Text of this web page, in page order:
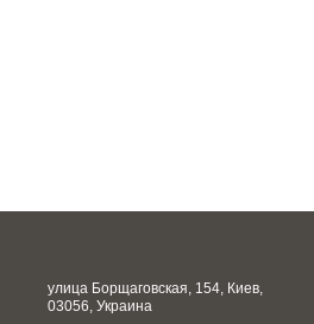
улица Борщаговская, 154, Киев,
03056, Украина